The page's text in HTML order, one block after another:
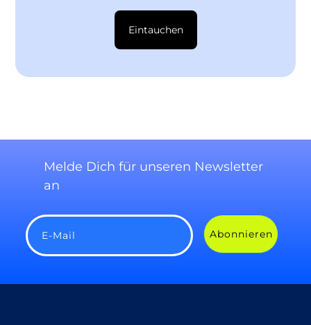
Eintauchen
Melde Dich für unseren Newsletter
an
E-Mail Abonnieren